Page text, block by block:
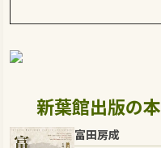
新葉館出版の本
富田房成